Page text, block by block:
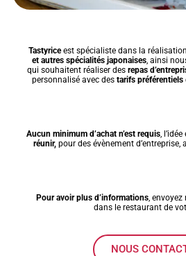
Tastyriceest spécialiste dans la
et autres spécialités japonaises, ainsi
qui souhaitent réaliser des repas
personnalisé avec des tarifs préférentiels
Aucun minimum d’achat n’est requis,
réunir,pour des évènement d’entreprise,
Pour avoir plus d’informations, envoyez
dans le restaurant de
NOUS